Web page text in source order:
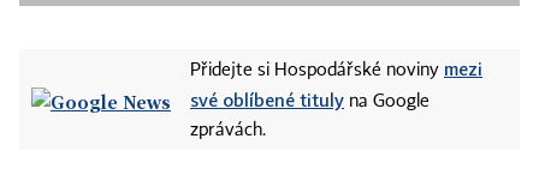
Přidejte si Hospodářské noviny mezi
své oblíbené tituly na Google
zprávách.